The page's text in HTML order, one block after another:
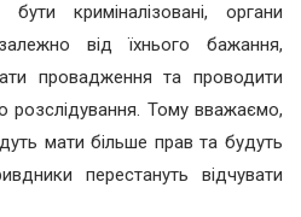
криміналізовані, органи
від їхнього бажання,
провадження та проводити
розслідування. Тому вважаємо,
мати більше прав та будуть
перестануть відчувати